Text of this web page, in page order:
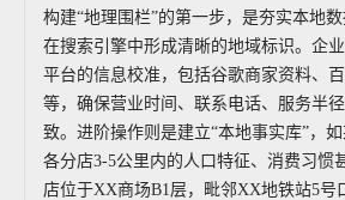
构建“地理围栏”的第一步，是夯实本地
在搜索引擎中形成清晰的地域标识。企
平台的信息校准，包括谷歌商家资料、
等，确保营业时间、联系电话、服务半
致。进阶操作则是建立“本地事实库”，
各分店3-5公里内的人口特征、消费习惯
店位于XX商场B1层，毗邻XX地铁站5号